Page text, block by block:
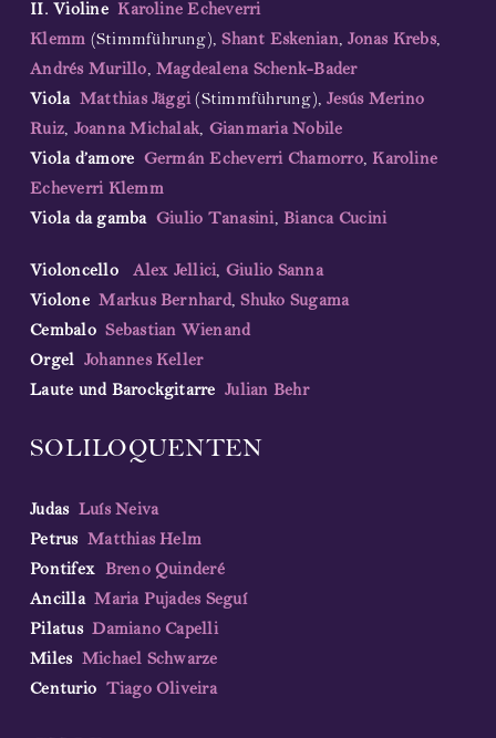
II. Violine Karoline Echeverri
Klemm (Stimmführung),Shant Eskenian,Jonas Krebs,
Andrés Murillo,Magdealena Schenk-Bader
Viola Matthias Jäggi(Stimmführung),Jesús Merino
Ruiz, Joanna Michalak, Gianmaria Nobile
Viola d’amore Germán Echeverri Chamorro, Karoline
Echeverri Klemm
Viola da gamba Giulio Tanasini,Bianca Cucini
Violoncello Alex Jellici, Giulio Sanna
Violone Markus Bernhard,Shuko Sugama
Cembalo Sebastian Wienand
Orgel Johannes Keller
Laute und Barockgitarre Julian Behr
SOLILOQUENTEN
Judas Luís Neiva
Petrus Matthias Helm
Pontifex Breno Quinderé
Ancilla Maria Pujades Seguí
Pilatus Damiano Capelli
Miles Michael Schwarze
Centurio Tiago Oliveira